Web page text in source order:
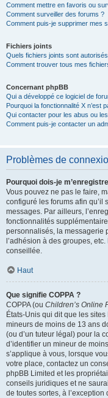
Comment mettre en favoris ou
Comment surveiller des forums ?
Comment puis-je supprimer mes
Fichiers joints
Quels fichiers joints sont
Comment trouver tous mes
Concernant phpBB
Qui a développé ce logiciel de
Pourquoi la fonctionnalité X n’est
Qui contacter pour les abus ou
Comment puis-je contacter un
Problèmes de
Pourquoi dois-je
Vous pouvez ne pas le faire,
configuré les forums afin qu’il
messages. Par ailleurs,
fonctionnalités
personnalisés, la messagerie
l’adhésion à des groupes,
conseillée.
Haut
Que signifie COPPA ?
COPPA (ou Children’s Online
États-Unis qui dit que les
mineurs de moins de 13 ans
(ou d’un tuteur légal) pour la
d’identifier un mineur de
s’applique à vous, lorsque
votre place, contactez un
phpBB Limited et les
conseils juridiques et ne
de toutes sortes, à